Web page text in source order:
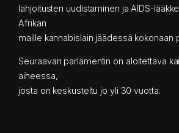
lahjoitusten uudistaminen ja AIDS-
Afrikan
maille kannabislain jäädessä kokonaan
Seuraavan parlamentin on aloitettava
aiheessa,
josta on keskusteltu jo yli 30 vuotta.